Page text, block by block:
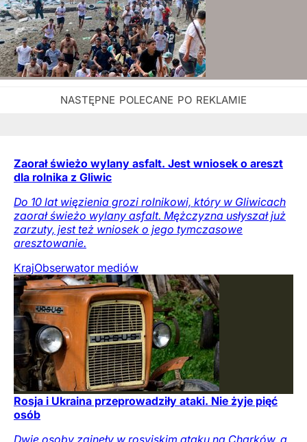
Zaorał świeżo wylany asfalt. Jest wniosek o areszt
dla rolnika z Gliwic
Do 10 lat więzienia grozi rolnikowi, który w Gliwicach
zaorał świeżo wylany asfalt. Mężczyzna usłyszał już
zarzuty, jest też wniosek o jego tymczasowe
aresztowanie.
KrajObserwator mediów
Rosja i Ukraina przeprowadziły ataki. Nie żyje pięć
osób